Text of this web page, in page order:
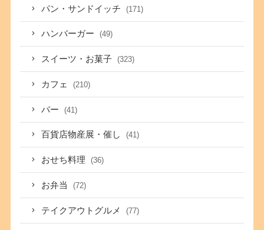
パン・サンドイッチ (171)
ハンバーガー (49)
スイーツ・お菓子 (323)
カフェ (210)
バー (41)
百貨店物産展・催し (41)
おせち料理 (36)
お弁当 (72)
テイクアウトグルメ (77)